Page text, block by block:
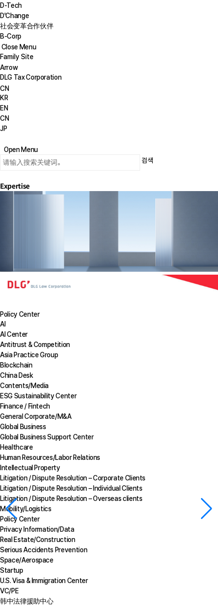
D-Tech
D'Change
社会变革合作伙伴
B-Corp
Close Menu
Family Site
Arrow
DLG Tax Corporation
CN
KR
EN
CN
JP
Open Menu
검색
Expertise
Policy Center
AI
AI Center
Antitrust & Competition
Asia Practice Group
Blockchain
China Desk
Contents/Media
ESG Sustainability Center
Finance / Fintech
General Corporate/M&A
Global Business
Global Business Support Center
Healthcare
Human Resources/Labor Relations
Intellectual Property
Litigation / Dispute Resolution – Corporate Clients
Litigation / Dispute Resolution – Individual Clients
Litigation / Dispute Resolution – Overseas clients
Mobility/Logistics
Policy Center
Privacy Information/Data
Real Estate/Construction
Serious Accidents Prevention
Space/Aerospace
Startup
U.S. Visa & Immigration Center
VC/PE
韩中法律援助中心